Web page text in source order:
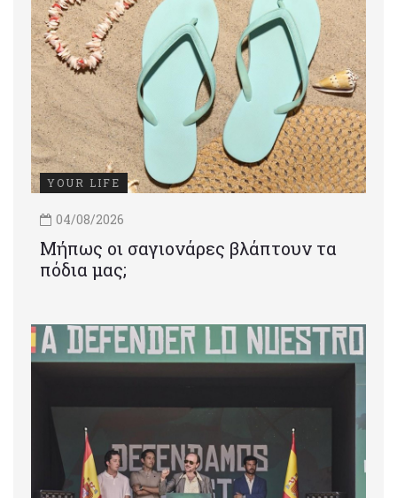
YOUR LIFE
04/08/2026
Μήπως οι σαγιονάρες βλάπτουν τα
πόδια μας;